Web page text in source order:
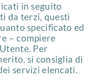
in seguito
da terzi, questi
specificato ed
– compiere
Per
si consiglia di
servizi elencati.